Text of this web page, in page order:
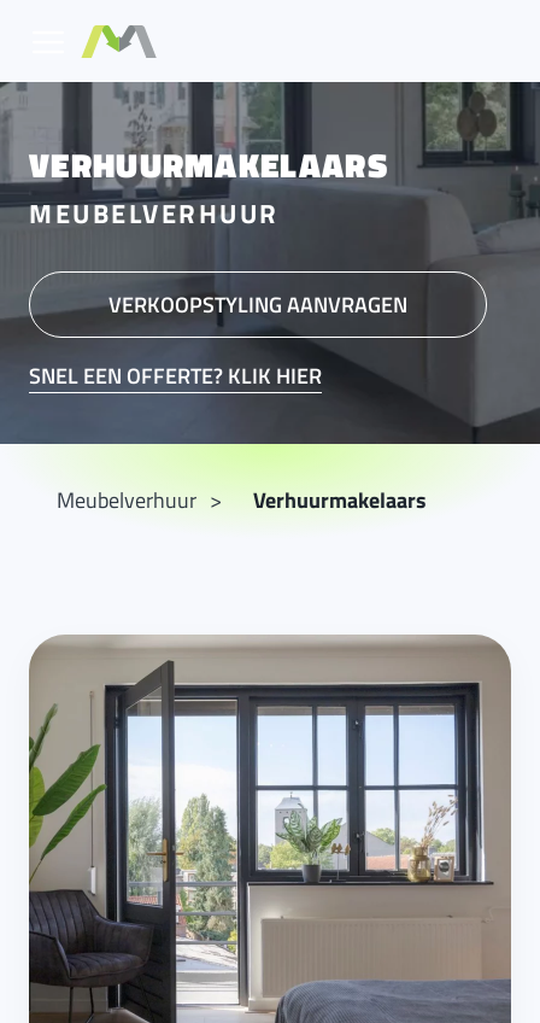
VERHUURMAKELAARS
MEUBELVERHUUR
VERKOOPSTYLING AANVRAGEN
SNEL EEN OFFERTE? KLIK HIER
Meubelverhuur Verhuurmakelaars